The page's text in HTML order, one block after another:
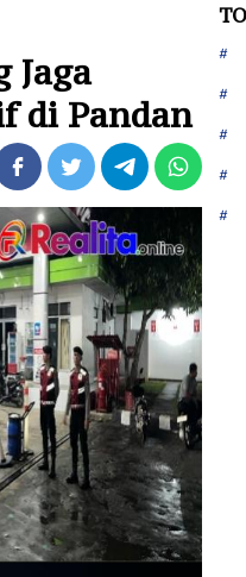
Jaga
di Pandan